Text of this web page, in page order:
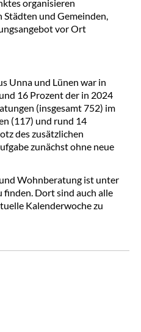
organisieren
Städten und Gemeinden,
vor Ort
Unna und Lünen war in
16 Prozent der in 2024
(insgesamt 752) im
(117) und rund 14
des zusätzlichen
zunächst ohne neue
Wohnberatung ist unter
finden. Dort sind auch alle
Kalenderwoche zu